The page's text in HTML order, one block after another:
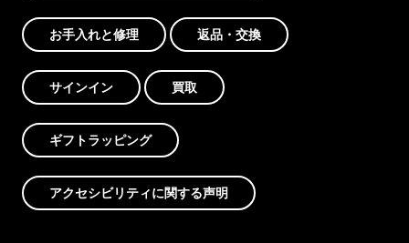
お手入れと修理 返品・交換
サインイン 買取
ギフトラッピング
アクセシビリティに関する声明